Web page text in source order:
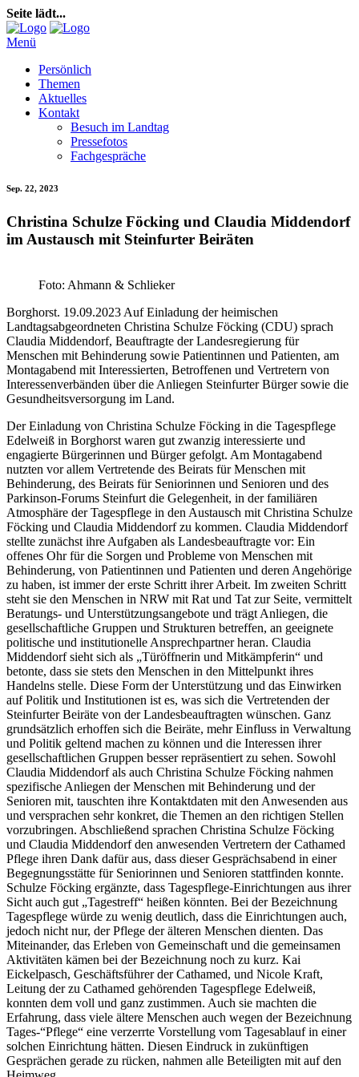
Seite lädt...
Menü
Persönlich
Themen
Aktuelles
Kontakt
Besuch im Landtag
Pressefotos
Fachgespräche
Sep. 22, 2023
Christina Schulze Föcking und Claudia Middendorf
im Austausch mit Steinfurter Beiräten
Foto: Ahmann & Schlieker
Borghorst. 19.09.2023 Auf Einladung der heimischen
Landtagsabgeordneten Christina Schulze Föcking (CDU) sprach
Claudia Middendorf, Beauftragte der Landesregierung für
Menschen mit Behinderung sowie Patientinnen und Patienten, am
Montagabend mit Interessierten, Betroffenen und Vertretern von
Interessenverbänden über die Anliegen Steinfurter Bürger sowie die
Gesundheitsversorgung im Land.
Der Einladung von Christina Schulze Föcking in die Tagespflege
Edelweiß in Borghorst waren gut zwanzig interessierte und
engagierte Bürgerinnen und Bürger gefolgt. Am Montagabend
nutzten vor allem Vertretende des Beirats für Menschen mit
Behinderung, des Beirats für Seniorinnen und Senioren und des
Parkinson-Forums Steinfurt die Gelegenheit, in der familiären
Atmosphäre der Tagespflege in den Austausch mit Christina Schulze
Föcking und Claudia Middendorf zu kommen. Claudia Middendorf
stellte zunächst ihre Aufgaben als Landesbeauftragte vor: Ein
offenes Ohr für die Sorgen und Probleme von Menschen mit
Behinderung, von Patientinnen und Patienten und deren Angehörige
zu haben, ist immer der erste Schritt ihrer Arbeit. Im zweiten Schritt
steht sie den Menschen in NRW mit Rat und Tat zur Seite, vermittelt
Beratungs- und Unterstützungsangebote und trägt Anliegen, die
gesellschaftliche Gruppen und Strukturen betreffen, an geeignete
politische und institutionelle Ansprechpartner heran. Claudia
Middendorf sieht sich als „Türöffnerin und Mitkämpferin“ und
betonte, dass sie stets den Menschen in den Mittelpunkt ihres
Handelns stelle. Diese Form der Unterstützung und das Einwirken
auf Politik und Institutionen ist es, was sich die Vertretenden der
Steinfurter Beiräte von der Landesbeauftragten wünschen. Ganz
grundsätzlich erhoffen sich die Beiräte, mehr Einfluss in Verwaltung
und Politik geltend machen zu können und die Interessen ihrer
gesellschaftlichen Gruppen besser repräsentiert zu sehen. Sowohl
Claudia Middendorf als auch Christina Schulze Föcking nahmen
spezifische Anliegen der Menschen mit Behinderung und der
Senioren mit, tauschten ihre Kontaktdaten mit den Anwesenden aus
und versprachen sehr konkret, die Themen an den richtigen Stellen
vorzubringen. Abschließend sprachen Christina Schulze Föcking
und Claudia Middendorf den anwesenden Vertretern der Cathamed
Pflege ihren Dank dafür aus, dass dieser Gesprächsabend in einer
Begegnungsstätte für Seniorinnen und Senioren stattfinden konnte.
Schulze Föcking ergänzte, dass Tagespflege-Einrichtungen aus ihrer
Sicht auch gut „Tagestreff“ heißen könnten. Bei der Bezeichnung
Tagespflege würde zu wenig deutlich, dass die Einrichtungen auch,
jedoch nicht nur, der Pflege der älteren Menschen dienten. Das
Miteinander, das Erleben von Gemeinschaft und die gemeinsamen
Aktivitäten kämen bei der Bezeichnung noch zu kurz. Kai
Eickelpasch, Geschäftsführer der Cathamed, und Nicole Kraft,
Leitung der zu Cathamed gehörenden Tagespflege Edelweiß,
konnten dem voll und ganz zustimmen. Auch sie machten die
Erfahrung, dass viele ältere Menschen auch wegen der Bezeichnung
Tages-“Pflege“ eine verzerrte Vorstellung vom Tagesablauf in einer
solchen Einrichtung hätten. Diesen Eindruck in zukünftigen
Gesprächen gerade zu rücken, nahmen alle Beteiligten mit auf den